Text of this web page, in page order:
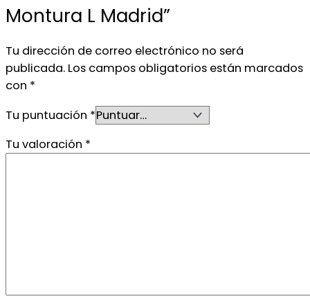
Montura L Madrid”
Tu dirección de correo electrónico no será
publicada. Los campos obligatorios están marcados
con *
Tu puntuación *
Tu valoración *